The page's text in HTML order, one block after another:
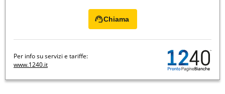
Chiama
Per info su servizi e tariffe:
www.1240.it